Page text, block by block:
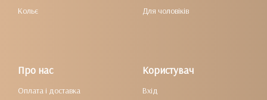
Кольє
Для чоловіків
Про нас
Оплата і доставка
Користувач
Вхід